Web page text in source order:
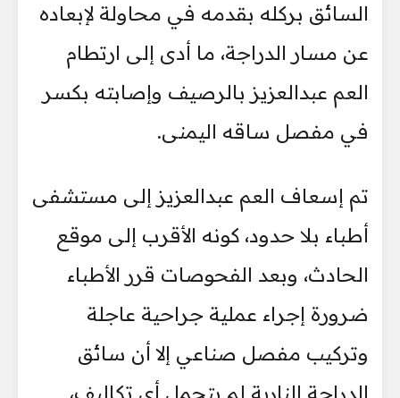
السائق بركله بقدمه في محاولة لإبعاده
عن مسار الدراجة، ما أدى إلى ارتطام
العم عبدالعزيز بالرصيف وإصابته بكسر
في مفصل ساقه اليمنى.
تم إسعاف العم عبدالعزيز إلى مستشفى
أطباء بلا حدود، كونه الأقرب إلى موقع
الحادث، وبعد الفحوصات قرر الأطباء
ضرورة إجراء عملية جراحية عاجلة
وتركيب مفصل صناعي إلا أن سائق
الدراجة النارية لم يتحمل أي تكاليف،